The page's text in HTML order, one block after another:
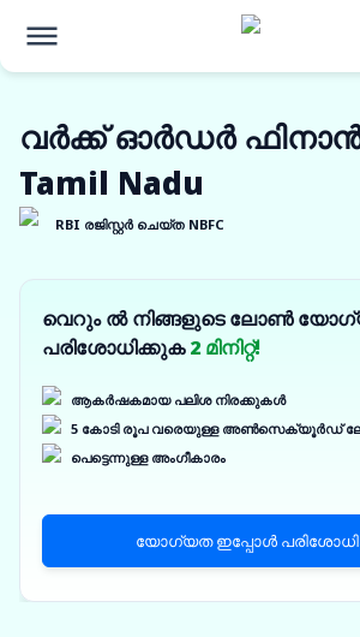
വർക്ക് ഓർഡർ
Tamil Nadu
RBI രജിസ്റ്റർ ചെയ്ത NBFC
വെറും ൽ നിങ്ങളുടെ ലോൺ
പരിശോധിക്കുക2 മിനിറ്റ്!
ആകർഷകമായ പലിശ നിരക്കുകൾ
5 കോടി രൂപ വരെയുള്ള അൺസെക്യൂർഡ്
പെട്ടെന്നുള്ള അംഗീകാരം
യോഗ്യത ഇപ്പോൾ